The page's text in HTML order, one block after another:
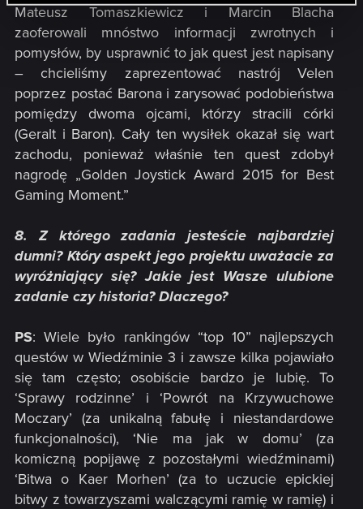
Mateusz Tomaszkiewicz i Marcin Blacha
zaoferowali mnóstwo informacji zwrotnych i
pomysłów, by usprawnić to jak quest jest napisany
– chcieliśmy zaprezentować nastrój Velen
poprzez postać Barona i zarysować podobieństwa
pomiędzy dwoma ojcami, którzy stracili córki
(Geralt i Baron). Cały ten wysiłek okazał się wart
zachodu, ponieważ właśnie ten quest zdobył
nagrodę „Golden Joystick Award 2015 for Best
Gaming Moment.”
8. Z którego zadania jesteście najbardziej
dumni? Który aspekt jego projektu uważacie za
wyróżniający się? Jakie jest Wasze ulubione
zadanie czy historia? Dlaczego?
PS: Wiele było rankingów “top 10” najlepszych
questów w Wiedźminie 3 i zawsze kilka pojawiało
się tam często; osobiście bardzo je lubię. To
‘Sprawy rodzinne’ i ‘Powrót na Krzywuchowe
Moczary’ (za unikalną fabułę i niestandardowe
funkcjonalności), ‘Nie ma jak w domu’ (za
komiczną popijawę z pozostałymi wiedźminami)
‘Bitwa o Kaer Morhen’ (za to uczucie epickiej
bitwy z towarzyszami walczącymi ramię w ramię) i